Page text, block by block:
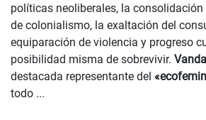
políticas neoliberales, la
de colonialismo, la exaltación del
equiparación de violencia y progreso
posibilidad misma de sobrevivir.
destacada representante del
todo ...